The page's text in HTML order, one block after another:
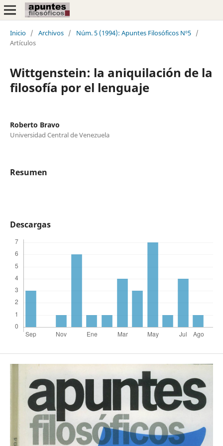
Inicio / Archivos / Núm. 5 (1994): Apuntes Filosóficos Nº5 /
Artículos
Wittgenstein: la aniquilación de la
filosofía por el lenguaje
Roberto Bravo
Universidad Central de Venezuela
Resumen
Descargas